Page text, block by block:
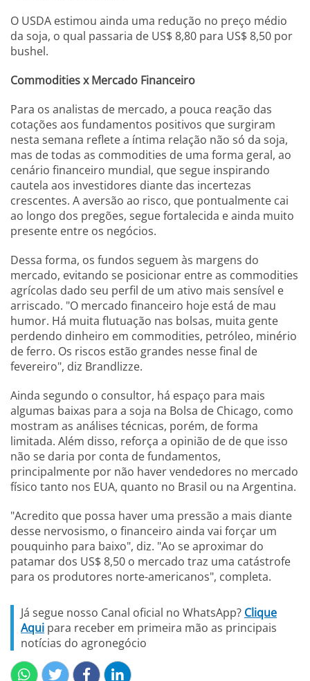
O USDA estimou ainda uma redução no preço médio
da soja, o qual passaria de US$ 8,80 para US$ 8,50 por
bushel.
Commodities x Mercado Financeiro
Para os analistas de mercado, a pouca reação das
cotações aos fundamentos positivos que surgiram
nesta semana reflete a íntima relação não só da soja,
mas de todas as commodities de uma forma geral, ao
cenário financeiro mundial, que segue inspirando
cautela aos investidores diante das incertezas
crescentes. A aversão ao risco, que pontualmente cai
ao longo dos pregões, segue fortalecida e ainda muito
presente entre os negócios.
Dessa forma, os fundos seguem às margens do
mercado, evitando se posicionar entre as commodities
agrícolas dado seu perfil de um ativo mais sensível e
arriscado. "O mercado financeiro hoje está de mau
humor. Há muita flutuação nas bolsas, muita gente
perdendo dinheiro em commodities, petróleo, minério
de ferro. Os riscos estão grandes nesse final de
fevereiro", diz Brandlizze.
Ainda segundo o consultor, há espaço para mais
algumas baixas para a soja na Bolsa de Chicago, como
mostram as análises técnicas, porém, de forma
limitada. Além disso, reforça a opinião de de que isso
não se daria por conta de fundamentos,
principalmente por não haver vendedores no mercado
físico tanto nos EUA, quanto no Brasil ou na Argentina.
"Acredito que possa haver uma pressão a mais diante
desse nervosismo, o financeiro ainda vai forçar um
pouquinho para baixo", diz. "Ao se aproximar do
patamar dos US$ 8,50 o mercado traz uma catástrofe
para os produtores norte-americanos", completa.
Já segue nosso Canal oficial no WhatsApp? Clique
Aqui para receber em primeira mão as principais
notícias do agronegócio